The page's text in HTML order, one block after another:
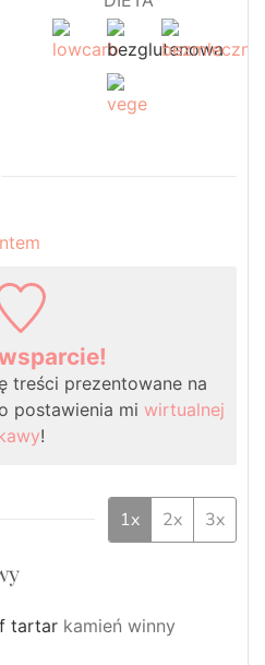
treści prezentowane na
postawienia mi wirtualnej
!
1x 2x 3x
tartar kamień winny